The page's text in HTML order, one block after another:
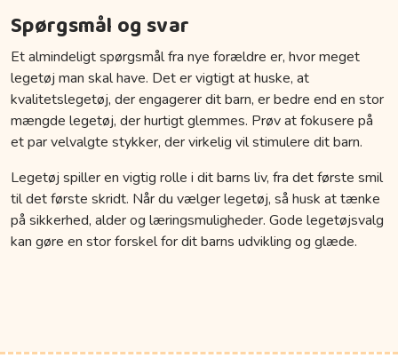
Spørgsmål og svar
Et almindeligt spørgsmål fra nye forældre er, hvor meget
legetøj man skal have. Det er vigtigt at huske, at
kvalitetslegetøj, der engagerer dit barn, er bedre end en stor
mængde legetøj, der hurtigt glemmes. Prøv at fokusere på
et par velvalgte stykker, der virkelig vil stimulere dit barn.
Legetøj spiller en vigtig rolle i dit barns liv, fra det første smil
til det første skridt. Når du vælger legetøj, så husk at tænke
på sikkerhed, alder og læringsmuligheder. Gode legetøjsvalg
kan gøre en stor forskel for dit barns udvikling og glæde.